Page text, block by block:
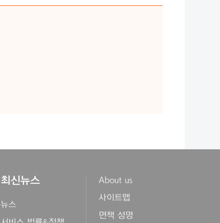
최신뉴스
뉴스
About us
사이트맵
면책 성명